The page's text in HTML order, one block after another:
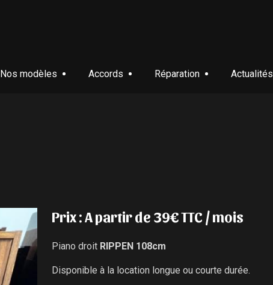
Nos modèles Accords Réparation Actualités
Prix : A partir de 39€ TTC / mois
Piano droit RIPPEN 108cm
Disponible à la location longue ou courte durée.